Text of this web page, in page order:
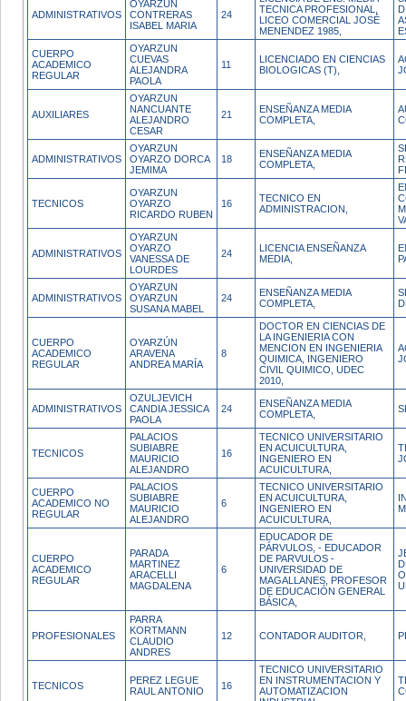
ADMINISTRATIVOS
OYARZUN
CONTRERAS
ISABEL MARIA
24
TECNICA PROFESIONAL,
LICEO COMERCIAL JOSÉ
MENENDEZ 1985,
CUERPO
ACADEMICO
REGULAR
OYARZUN
CUEVAS
ALEJANDRA
PAOLA
11
LICENCIADO EN CIENCIAS
BIOLOGICAS (T),
AUXILIARES
OYARZUN
NANCUANTE
ALEJANDRO
CESAR
21
ENSEÑANZA MEDIA
COMPLETA,
ADMINISTRATIVOS
OYARZUN
OYARZO DORCA
JEMIMA
18
ENSEÑANZA MEDIA
COMPLETA,
TECNICOS
OYARZUN
OYARZO
RICARDO RUBEN
16
TECNICO EN
ADMINISTRACION,
ADMINISTRATIVOS
OYARZUN
OYARZO
VANESSA DE
LOURDES
24
LICENCIA ENSEÑANZA
MEDIA,
ADMINISTRATIVOS
OYARZUN
OYARZUN
SUSANA MABEL
24
ENSEÑANZA MEDIA
COMPLETA,
CUERPO
ACADEMICO
REGULAR
OYARZÚN
ARAVENA
ANDREA MARÍA
8
DOCTOR EN CIENCIAS DE
LA INGENIERIA CON
MENCION EN INGENIERIA
QUIMICA, INGENIERO
CIVIL QUIMICO, UDEC
2010,
ADMINISTRATIVOS
OZULJEVICH
CANDIA JESSICA
PAOLA
24
ENSEÑANZA MEDIA
COMPLETA,
TECNICOS
PALACIOS
SUBIABRE
MAURICIO
ALEJANDRO
16
TECNICO UNIVERSITARIO
EN ACUICULTURA,
INGENIERO EN
ACUICULTURA,
CUERPO
ACADEMICO NO
REGULAR
PALACIOS
SUBIABRE
MAURICIO
ALEJANDRO
6
TECNICO UNIVERSITARIO
EN ACUICULTURA,
INGENIERO EN
ACUICULTURA,
CUERPO
ACADEMICO
REGULAR
PARADA
MARTINEZ
ARACELLI
MAGDALENA
6
EDUCADOR DE
PÁRVULOS, - EDUCADOR
DE PARVULOS -
UNIVERSIDAD DE
MAGALLANES, PROFESOR
DE EDUCACIÓN GENERAL
BÁSICA,
PROFESIONALES
PARRA
KORTMANN
CLAUDIO
ANDRES
12 CONTADOR AUDITOR,
TECNICOS
PEREZ LEGUE
RAUL ANTONIO
16
TECNICO UNIVERSITARIO
EN INSTRUMENTACION Y
AUTOMATIZACION